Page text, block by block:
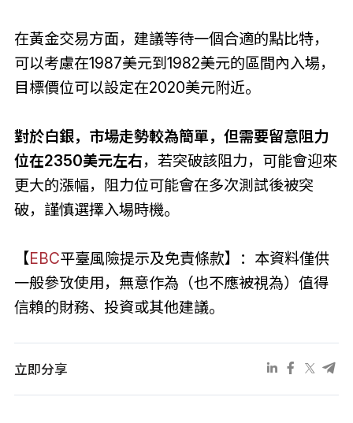
在黃金交易方面，建議等待一個合適的點比特，
可以考慮在1987美元到1982美元的區間內入場，
目標價位可以設定在2020美元附近。
對於白銀，市場走勢較為簡單，但需要留意阻力
位在2350美元左右，若突破該阻力，可能會迎來
更大的漲幅，阻力位可能會在多次測試後被突
破，謹慎選擇入場時機。
【EBC平臺風險提示及免責條款】：本資料僅供
一般參攷使用，無意作為（也不應被視為）值得
信賴的財務、投資或其他建議。
立即分享